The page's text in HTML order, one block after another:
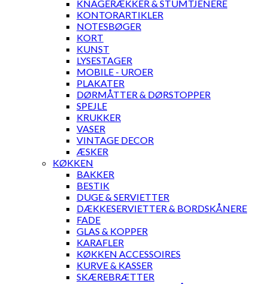
KNAGERÆKKER & STUMTJENERE
KONTORARTIKLER
NOTESBØGER
KORT
KUNST
LYSESTAGER
MOBILE - UROER
PLAKATER
DØRMÅTTER & DØRSTOPPER
SPEJLE
KRUKKER
VASER
VINTAGE DECOR
ÆSKER
KØKKEN
BAKKER
BESTIK
DUGE & SERVIETTER
DÆKKESERVIETTER & BORDSKÅNERE
FADE
GLAS & KOPPER
KARAFLER
KØKKEN ACCESSOIRES
KURVE & KASSER
SKÆREBRÆTTER